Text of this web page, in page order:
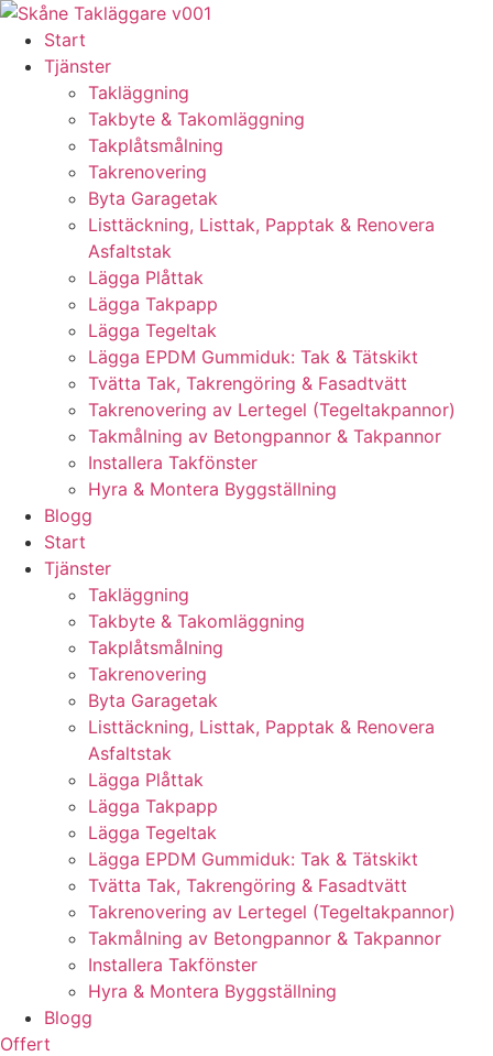
Skip
content
Start
Tjänster
Takläggning
Takbyte & Takomläggning
Takplåtsmålning
Takrenovering
Byta Garagetak
Listtäckning, Listtak, Papptak & Renovera
Asfaltstak
Lägga Plåttak
Lägga Takpapp
Lägga Tegeltak
Lägga EPDM Gummiduk: Tak & Tätskikt
Tvätta Tak, Takrengöring & Fasadtvätt
Takrenovering av Lertegel (Tegeltakpannor)
Takmålning av Betongpannor & Takpannor
Installera Takfönster
Hyra & Montera Byggställning
Blogg
Start
Tjänster
Takläggning
Takbyte & Takomläggning
Takplåtsmålning
Takrenovering
Byta Garagetak
Listtäckning, Listtak, Papptak & Renovera
Asfaltstak
Lägga Plåttak
Lägga Takpapp
Lägga Tegeltak
Lägga EPDM Gummiduk: Tak & Tätskikt
Tvätta Tak, Takrengöring & Fasadtvätt
Takrenovering av Lertegel (Tegeltakpannor)
Takmålning av Betongpannor & Takpannor
Installera Takfönster
Hyra & Montera Byggställning
Blogg
Offert